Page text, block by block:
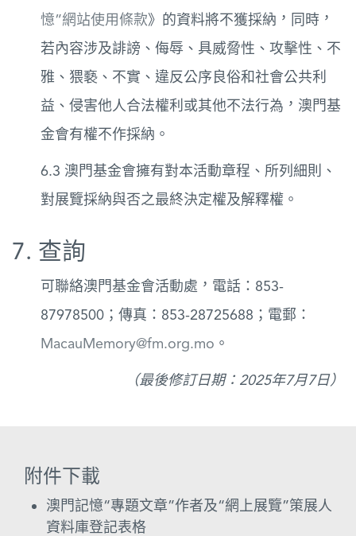
憶”網站使用條款》的資料將不獲採納，同時，
若內容涉及誹謗、侮辱、具威脅性、攻擊性、不
雅、猥褻、不實、違反公序良俗和社會公共利
益、侵害他人合法權利或其他不法行為，澳門基
金會有權不作採納。
6.3 澳門基金會擁有對本活動章程、所列細則、
對展覽採納與否之最終決定權及解釋權。
7. 查詢
可聯絡澳門基金會活動處，電話：853-
87978500；傳真：853-28725688；電郵：
MacauMemory@fm.org.mo 。
（最後修訂日期：2025年7月7日）
附件下載
澳門記憶“專題文章”作者及“網上展覽”策展人
資料庫登記表格